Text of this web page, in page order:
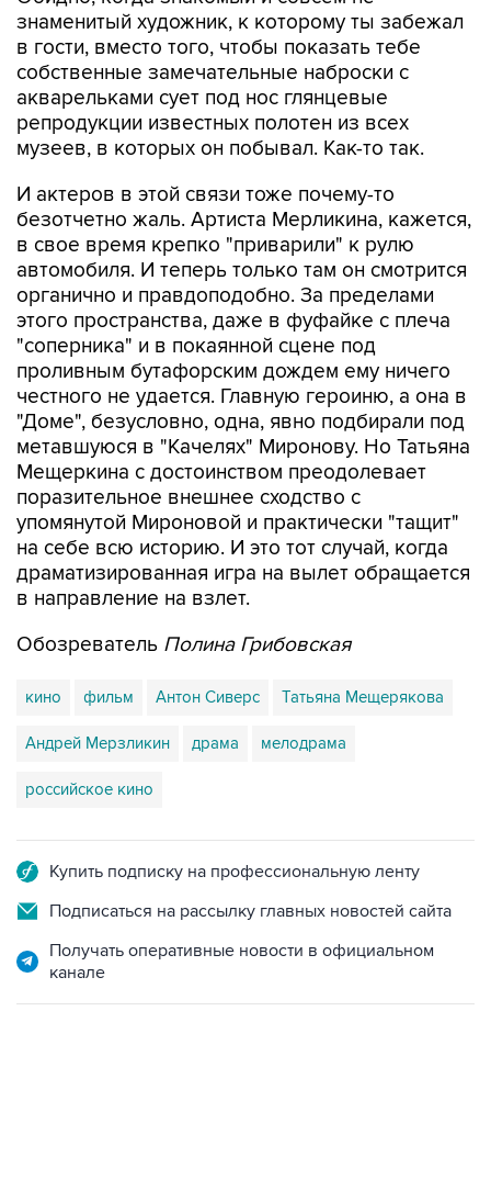
знаменитый художник, к которому ты забежал
в гости, вместо того, чтобы показать тебе
собственные замечательные наброски с
акварельками сует под нос глянцевые
репродукции известных полотен из всех
музеев, в которых он побывал. Как-то так.
И актеров в этой связи тоже почему-то
безотчетно жаль. Артиста Мерликина, кажется,
в свое время крепко "приварили" к рулю
автомобиля. И теперь только там он смотрится
органично и правдоподобно. За пределами
этого пространства, даже в фуфайке с плеча
"соперника" и в покаянной сцене под
проливным бутафорским дождем ему ничего
честного не удается. Главную героиню, а она в
"Доме", безусловно, одна, явно подбирали под
метавшуюся в "Качелях" Миронову. Но Татьяна
Мещеркина с достоинством преодолевает
поразительное внешнее сходство с
упомянутой Мироновой и практически "тащит"
на себе всю историю. И это тот случай, когда
драматизированная игра на вылет обращается
в направление на взлет.
Обозреватель Полина Грибовская
кино фильм Антон Сиверс Татьяна Мещерякова
Андрей Мерзликин драма мелодрама
российское кино
Купить подписку на профессиональную ленту
Подписаться на рассылку главных новостей сайта
Получать оперативные новости в официальном
канале